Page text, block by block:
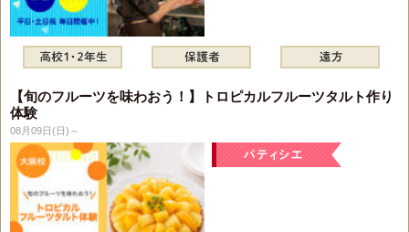
【旬のフルーツを味わおう！】トロピカルフルーツタルト作り
体験
08月09日(日)～